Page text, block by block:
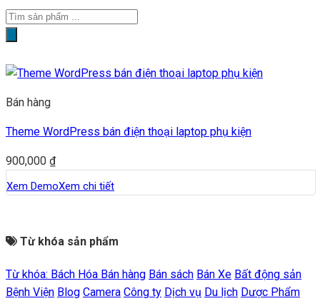
Tìm
phẩm
Bán hàng
Theme WordPress bán điện thoại laptop phụ kiện
900,000 ₫
Xem DemoXem chi tiết
Từ khóa sản phẩm
Từ khóa: Bách Hóa Bán hàng Bán sách Bán Xe Bất động sản
Bệnh Viện Blog Camera Công ty Dịch vụ Du lịch Dược Phẩm